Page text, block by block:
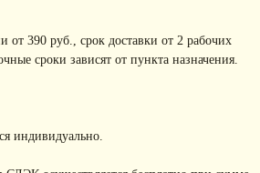
от 390 руб., срок доставки от 2 рабочих
сроки зависят от пункта назначения.
индивидуально.